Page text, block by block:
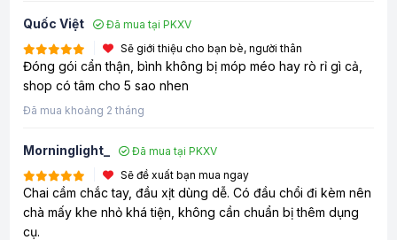
Quốc Việt
Đã mua tại PKXV
Sẽ giới thiệu cho bạn bè, người thân
Đóng gói cẩn thận, bình không bị móp méo hay rò rỉ gì cả,
shop có tâm cho 5 sao nhen
Đã mua khoảng 2 tháng
Morninglight_
Đã mua tại PKXV
Sẽ đề xuất bạn mua ngay
Chai cầm chắc tay, đầu xịt dùng dễ. Có đầu chổi đi kèm nên
chà mấy khe nhỏ khá tiện, không cần chuẩn bị thêm dụng
cụ.